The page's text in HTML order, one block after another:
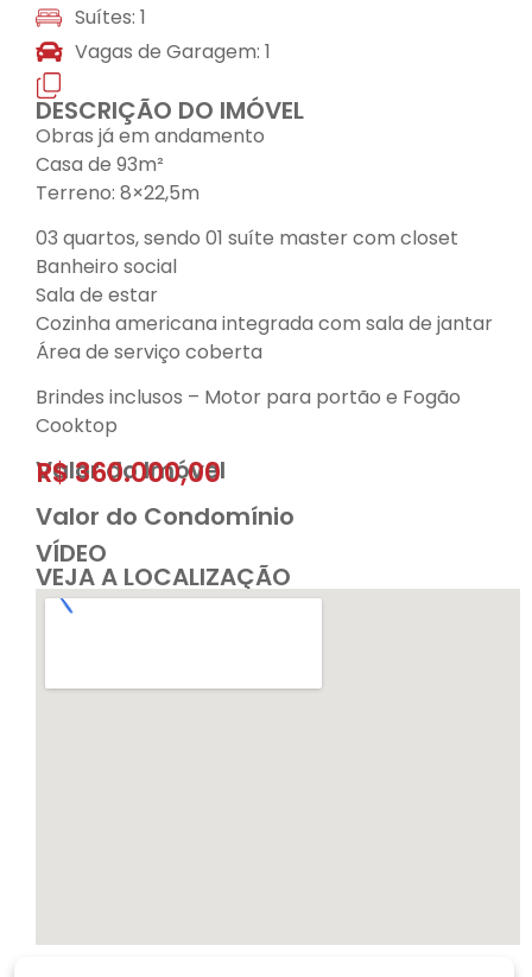
Suítes: 1
Vagas de Garagem: 1
DESCRIÇÃO DO IMÓVEL
Obras já em andamento
Casa de 93m²
Terreno: 8×22,5m
03 quartos, sendo 01 suíte master com closet
Banheiro social
Sala de estar
Cozinha americana integrada com sala de jantar
Área de serviço coberta
Brindes inclusos – Motor para portão e Fogão
Cooktop
Valor do Imóvel
R$ 360.000,00
Valor do Condomínio
VÍDEO
VEJA A LOCALIZAÇÃO